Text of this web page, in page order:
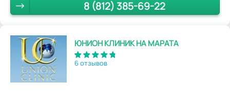
8 (812) 385-69-22
ЮНИОН КЛИНИК НА МАРАТА
6 отзывов